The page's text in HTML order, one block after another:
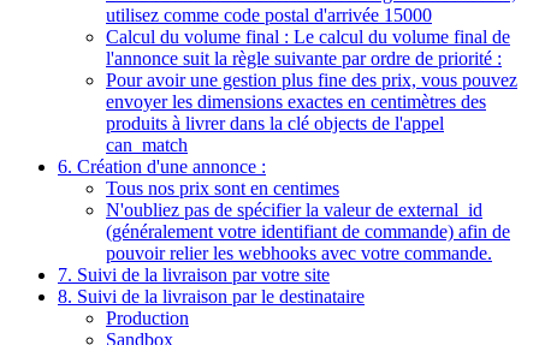
utilisez comme code postal d'arrivée 15000
Calcul du volume final : Le calcul du volume final de
l'annonce suit la règle suivante par ordre de priorité :
Pour avoir une gestion plus fine des prix, vous pouvez
envoyer les dimensions exactes en centimètres des
produits à livrer dans la clé objects de l'appel
can_match
6. Création d'une annonce :
Tous nos prix sont en centimes
N'oubliez pas de spécifier la valeur de external_id
(généralement votre identifiant de commande) afin de
pouvoir relier les webhooks avec votre commande.
7. Suivi de la livraison par votre site
8. Suivi de la livraison par le destinataire
Production
Sandbox